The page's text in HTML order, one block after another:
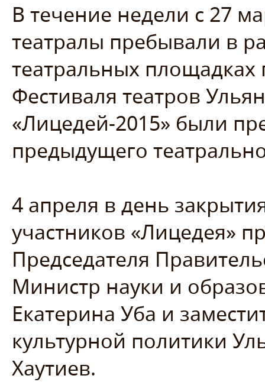
В течение недели с 27
театралы пребывали в
театральных
Фестиваля театров
«Лицедей-2015» были
предыдущего
4 апреля в день
участников «Лицедея»
Председателя
Министр науки и
Екатерина Уба и
культурной политики
Хаутиев.